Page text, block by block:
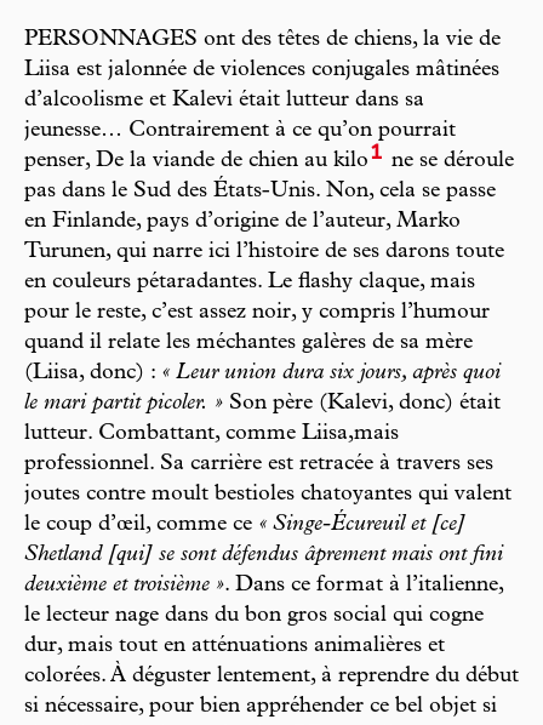
PERSONNAGES ont des têtes de chiens, la vie de
Liisa est jalonnée de violences conjugales mâtinées
d’alcoolisme et Kalevi était lutteur dans sa
jeunesse… Contrairement à ce qu’on pourrait
penser, De la viande de chien au kilo1 ne se déroule
pas dans le Sud des États-Unis. Non, cela se passe
en Finlande, pays d’origine de l’auteur, Marko
Turunen, qui narre ici l’histoire de ses darons toute
en couleurs pétaradantes. Le flashy claque, mais
pour le reste, c’est assez noir, y compris l’humour
quand il relate les méchantes galères de sa mère
(Liisa, donc) : « Leur union dura six jours, après quoi
le mari partit picoler. » Son père (Kalevi, donc) était
lutteur. Combattant, comme Liisa,mais
professionnel. Sa carrière est retracée à travers ses
joutes contre moult bestioles chatoyantes qui valent
le coup d’œil, comme ce « Singe-Écureuil et [ce]
Shetland [qui] se sont défendus âprement mais ont fini
deuxième et troisième ». Dans ce format à l’italienne,
le lecteur nage dans du bon gros social qui cogne
dur, mais tout en atténuations animalières et
colorées. À déguster lentement, à reprendre du début
si nécessaire, pour bien appréhender ce bel objet si